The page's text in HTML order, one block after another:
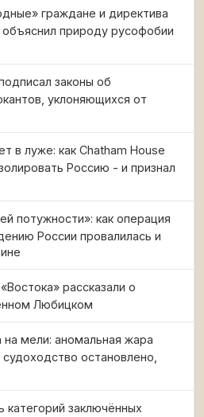
граждане и директива
объяснил природу русофобии
законы об
уклоняющихся от
в луже: как Chatham House
Россию - и признал
потужности»: как операция
России провалилась и
рассказали о
Любицком
на мели: аномальная жара
остановлено,
категорий заключённых